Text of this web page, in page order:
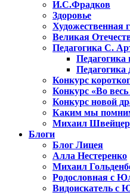
И.С.Фрадков
Здоровье
Художественная
Великая
Педагогика С.
Педагогика
Конкурс
Конкурс «Во весь
Конкурс новой
Каким мы
Михаил Швейцер
Блоги
Блог Лицея
Алла Нестеренко
Михаил
Родословная с
Видоискатель с